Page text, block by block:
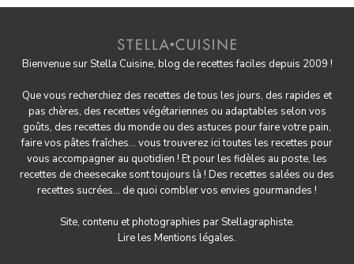
Bienvenue sur Stella Cuisine, blog de recettes faciles depuis 2009 !
Que vous recherchiez des recettes de tous les jours, des rapides et
pas chères, des recettes végétariennes ou adaptables selon vos
goûts, des recettes du monde ou des astuces pourfaire votre pain,
fairevos pâtes fraîches... vous trouverez ici toutes les recettes pour
vous accompagner au quotidien ! Et pour les fidèles au poste, les
recettes de cheesecake sont toujours là ! Des recettes salées ou des
recettes sucrées... de quoi combler vos envies gourmandes !
Site, contenu et photographies parStellagraphiste.
Lire les Mentions légales.